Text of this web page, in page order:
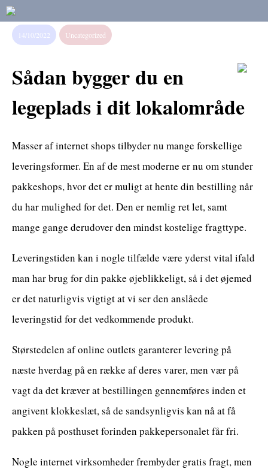
14/10/2022 Uncategorized
Sådan bygger du en
legeplads i dit lokalområde
Masser af internet shops tilbyder nu mange forskellige
leveringsformer. En af de mest moderne er nu om stunder
pakkeshops, hvor det er muligt at hente din bestilling når
du har mulighed for det. Den er nemlig ret let, samt
mange gange derudover den mindst kostelige fragttype.
Leveringstiden kan i nogle tilfælde være yderst vital ifald
man har brug for din pakke øjeblikkeligt, så i det øjemed
er det naturligvis vigtigt at vi ser den anslåede
leveringstid for det vedkommende produkt.
Størstedelen af online outlets garanterer levering på
næste hverdag på en række af deres varer, men vær på
vagt da det kræver at bestillingen gennemføres inden et
angivent klokkeslæt, så de sandsynligvis kan nå at få
pakken på posthuset forinden pakkepersonalet får fri.
Nogle internet virksomheder frembyder gratis fragt, men